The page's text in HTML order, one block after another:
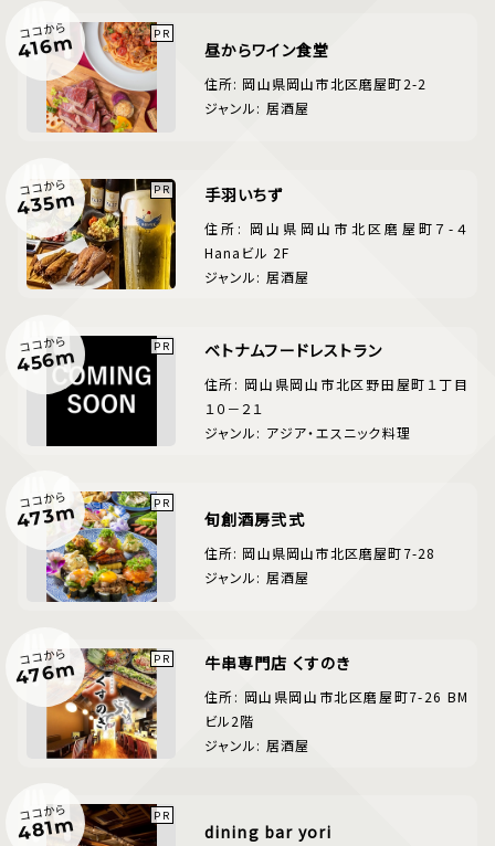
ココから
416m 昼からワイン食堂
住所: 岡山県岡山市北区磨屋町2-2
ジャンル: 居酒屋
ココから
435m 手羽いちず
住所: 岡山県岡山市北区磨屋町７-４
Hanaビル 2F
ジャンル: 居酒屋
ココから
456m ベトナムフードレストラン
住所: 岡山県岡山市北区野田屋町１丁目
１０－２１
ジャンル: アジア・エスニック料理
ココから
473m 旬創酒房弐式
住所: 岡山県岡山市北区磨屋町7-28
ジャンル: 居酒屋
ココから
476m 牛串専門店 くすのき
住所: 岡山県岡山市北区磨屋町7-26 BM
ビル2階
ジャンル: 居酒屋
ココから
481m dining bar yori